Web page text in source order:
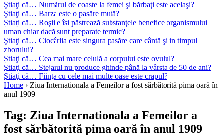
Ştiaţi că… Numărul de coaste la femei şi bărbaţi este acelaşi?
Ştiaţi că… Barza este o pasăre mută?
Știați că… Roşiile îsi păstrează substanţele benefice organismului
uman chiar dacă sunt preparate termic?
Ştiaţi că… Ciocârlia este singura pasăre care cântă şi in timpul
zborului?
Știaţi că… Cea mai mare celulă a corpului este ovulul?
Ştiaţi că… Stejarul nu produce ghinde până la vârsta de 50 de ani?
Ştiaţi că… Fiinţa cu cele mai multe oase este crapul?
Home › Ziua Internationala a Femeilor a fost sărbătorită pima oară în
anul 1909
Tag: Ziua Internationala a Femeilor a
fost sărbătorită pima oară în anul 1909